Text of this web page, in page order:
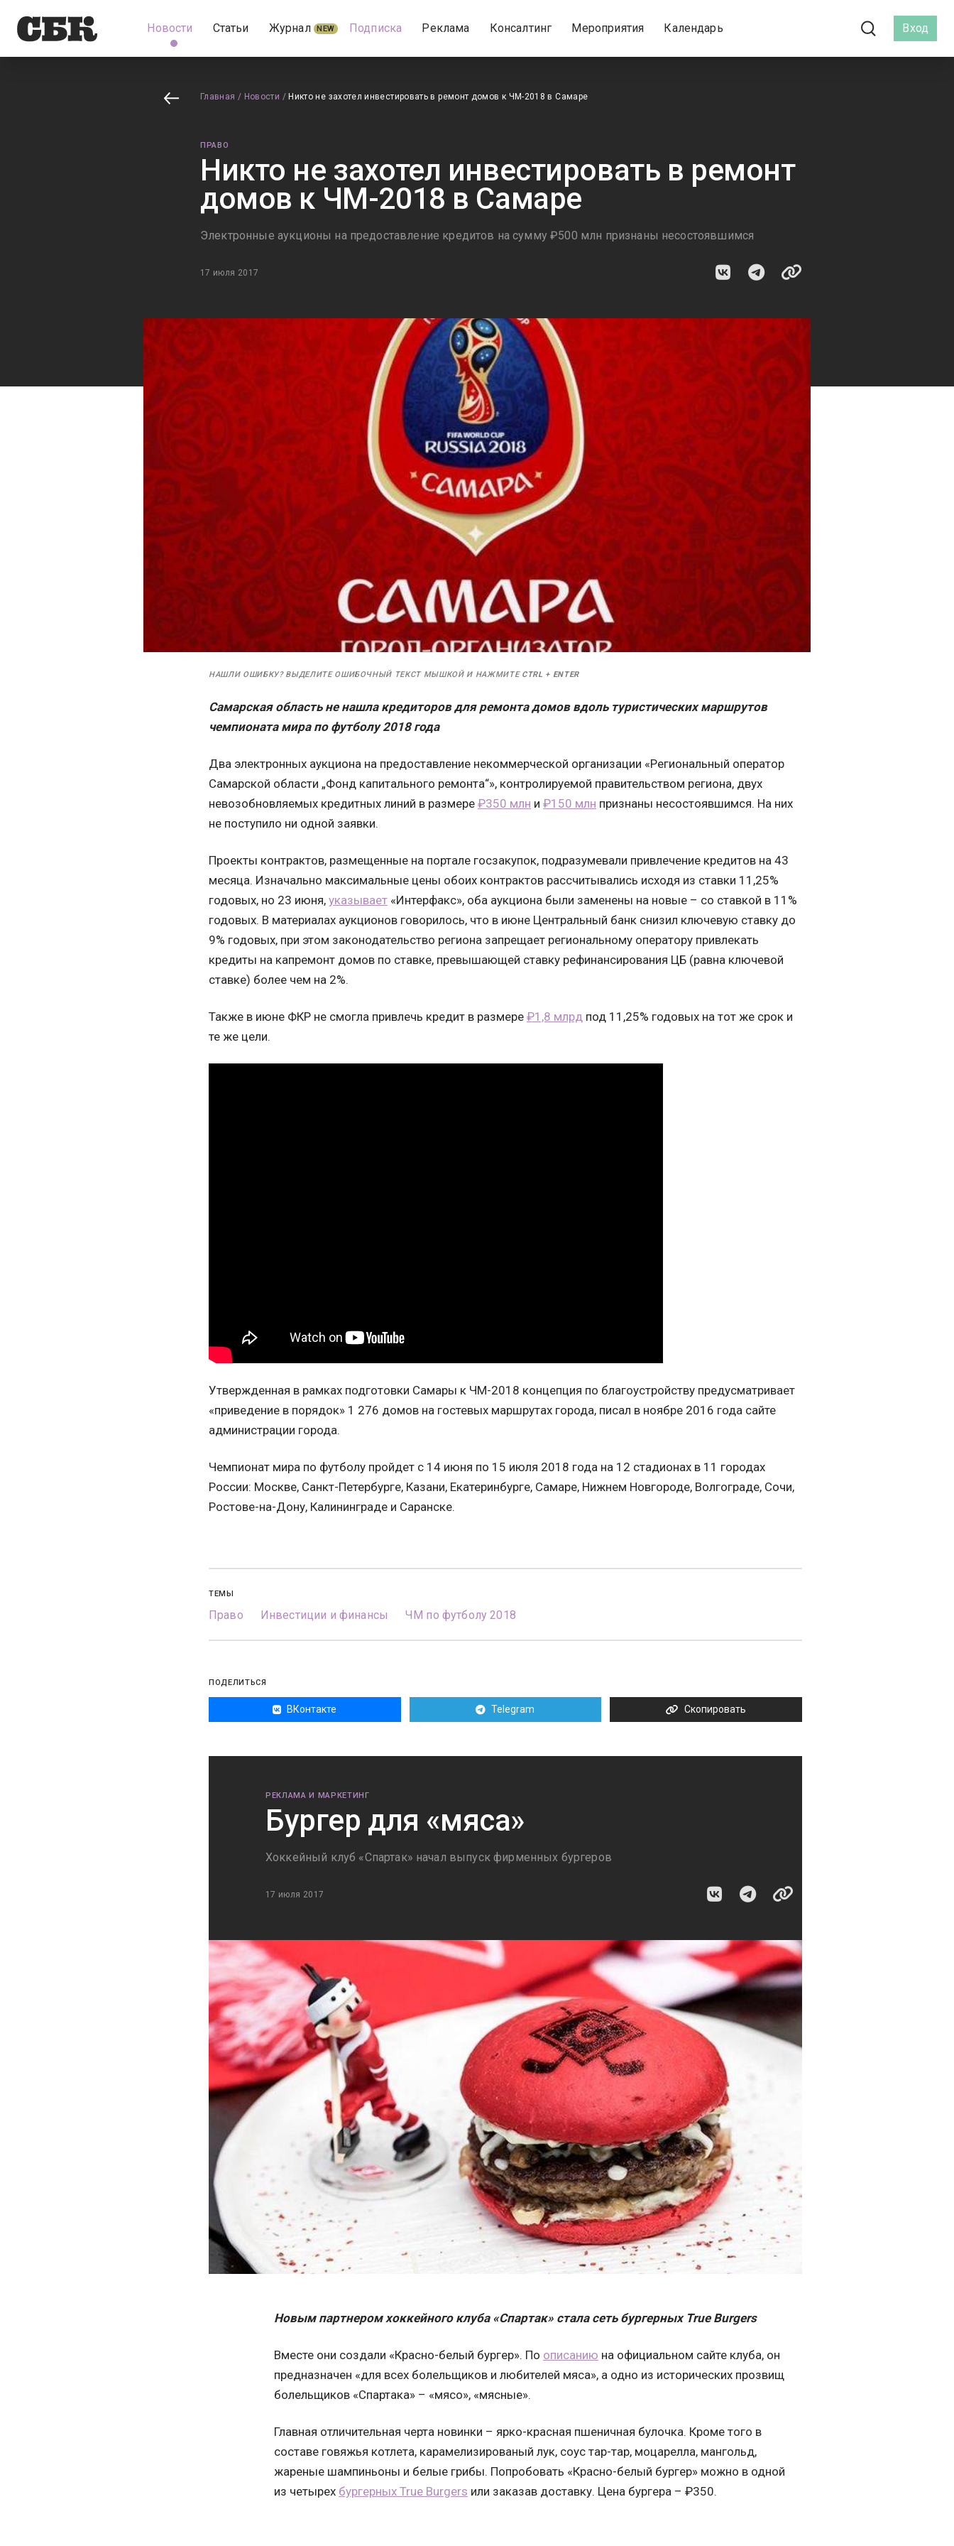
Новости Статьи Журнал NEW Подписка Реклама Консалтинг Мероприятия Календарь Вход
Главная / Новости / Никто не захотел инвестировать в ремонт домов к ЧМ-2018 в Самаре
ПРАВО
Никто не захотел инвестировать в ремонт
домов к ЧМ-2018 в Самаре
Электронные аукционы на предоставление кредитов на сумму ₽500 млн признаны несостоявшимся
17 июля 2017
НАШЛИ ОШИБКУ? ВЫДЕЛИТЕ ОШИБОЧНЫЙ ТЕКСТ МЫШКОЙ И НАЖМИТЕ CTRL + ENTER
Самарская область не нашла кредиторов для ремонта домов вдоль туристических маршрутов
чемпионата мира по футболу 2018 года
Два электронных аукциона на предоставление некоммерческой организации «Региональный оператор
Самарской области „Фонд капитального ремонта“», контролируемой правительством региона, двух
невозобновляемых кредитных линий в размере ₽350 млн и ₽150 млн признаны несостоявшимся. На них
не поступило ни одной заявки.
Проекты контрактов, размещенные на портале госзакупок, подразумевали привлечение кредитов на 43
месяца. Изначально максимальные цены обоих контрактов рассчитывались исходя из ставки 11,25%
годовых, но 23 июня, указывает «Интерфакс», оба аукциона были заменены на новые – со ставкой в 11%
годовых. В материалах аукционов говорилось, что в июне Центральный банк снизил ключевую ставку до
9% годовых, при этом законодательство региона запрещает региональному оператору привлекать
кредиты на капремонт домов по ставке, превышающей ставку рефинансирования ЦБ (равна ключевой
ставке) более чем на 2%.
Также в июне ФКР не смогла привлечь кредит в размере ₽1,8 млрд под 11,25% годовых на тот же срок и
те же цели.
Утвержденная в рамках подготовки Самары к ЧМ-2018 концепция по благоустройству предусматривает
«приведение в порядок» 1 276 домов на гостевых маршрутах города, писал в ноябре 2016 года сайте
администрации города.
Чемпионат мира по футболу пройдет с 14 июня по 15 июля 2018 года на 12 стадионах в 11 городах
России: Москве, Санкт-Петербурге, Казани, Екатеринбурге, Самаре, Нижнем Новгороде, Волгограде, Сочи,
Ростове-на-Дону, Калининграде и Саранске.
ТЕМЫ
Право Инвестиции и финансы ЧМ по футболу 2018
ПОДЕЛИТЬСЯ
ВКонтакте Telegram Скопировать
РЕКЛАМА И МАРКЕТИНГ
Бургер для «мяса»
Хоккейный клуб «Спартак» начал выпуск фирменных бургеров
17 июля 2017
Новым партнером хоккейного клуба «Спартак» стала сеть бургерных True Burgers
Вместе они создали «Красно-белый бургер». По описанию на официальном сайте клуба, он
предназначен «для всех болельщиков и любителей мяса», а одно из исторических прозвищ
болельщиков «Спартака» – «мясо», «мясные».
Главная отличительная черта новинки – ярко-красная пшеничная булочка. Кроме того в
составе говяжья котлета, карамелизированый лук, соус тар-тар, моцарелла, мангольд,
жареные шампиньоны и белые грибы. Попробовать «Красно-белый бургер» можно в одной
из четырех бургерных True Burgers или заказав доставку. Цена бургера – ₽350.